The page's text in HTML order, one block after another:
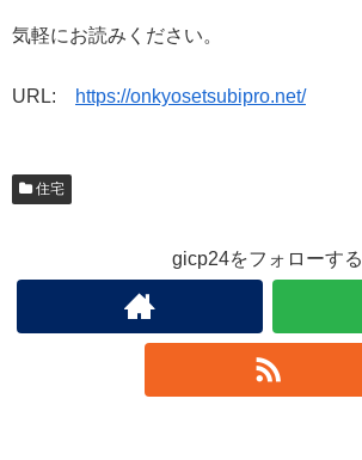
気軽にお読みください。
URL: https://onkyosetsubipro.net/
住宅
gicp24をフォローする